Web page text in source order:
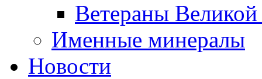
Ветераны
Именные минералы
Новости